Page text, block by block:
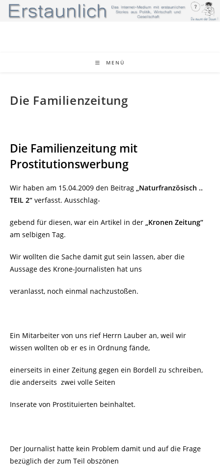
Zum
Inhalt
MENÜ
Die Familienzeitung
Die Familienzeitung mit
Prostitutionswerbung
Wir haben am 15.04.2009 den Beitrag „Naturfranzösisch ..
TEIL 2“ verfasst. Ausschlag-
gebend für diesen, war ein Artikel in der „Kronen Zeitung“
am selbigen Tag.
Wir wollten die Sache damit gut sein lassen, aber die
Aussage des Krone-Journalisten hat uns
veranlasst, noch einmal nachzustoßen.
Ein Mitarbeiter von uns rief Herrn Lauber an, weil wir
wissen wollten ob er es in Ordnung fände,
einerseits in einer Zeitung gegen ein Bordell zu schreiben,
die anderseits zwei volle Seiten
Inserate von Prostituierten beinhaltet.
Der Journalist hatte kein Problem damit und auf die Frage
bezüglich der zum Teil obszönen